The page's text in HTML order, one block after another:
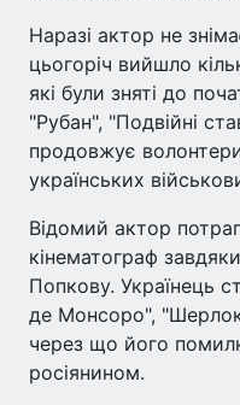
Наразі актор не
цьогоріч вийшло
які були зняті до
"Рубан", "Подвійні
продовжує
українських
Відомий актор
кінематограф
Попкову. Українець
де Монсоро", "Шерлок
через що його
росіянином.